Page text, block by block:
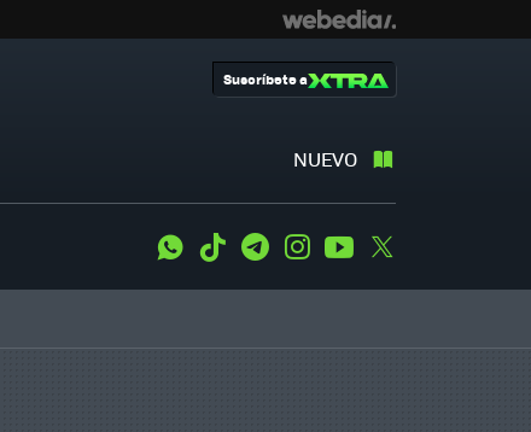
NUEVO
Suscríbete a
WhatsApp
Tiktok TelegramInstagramYoutube